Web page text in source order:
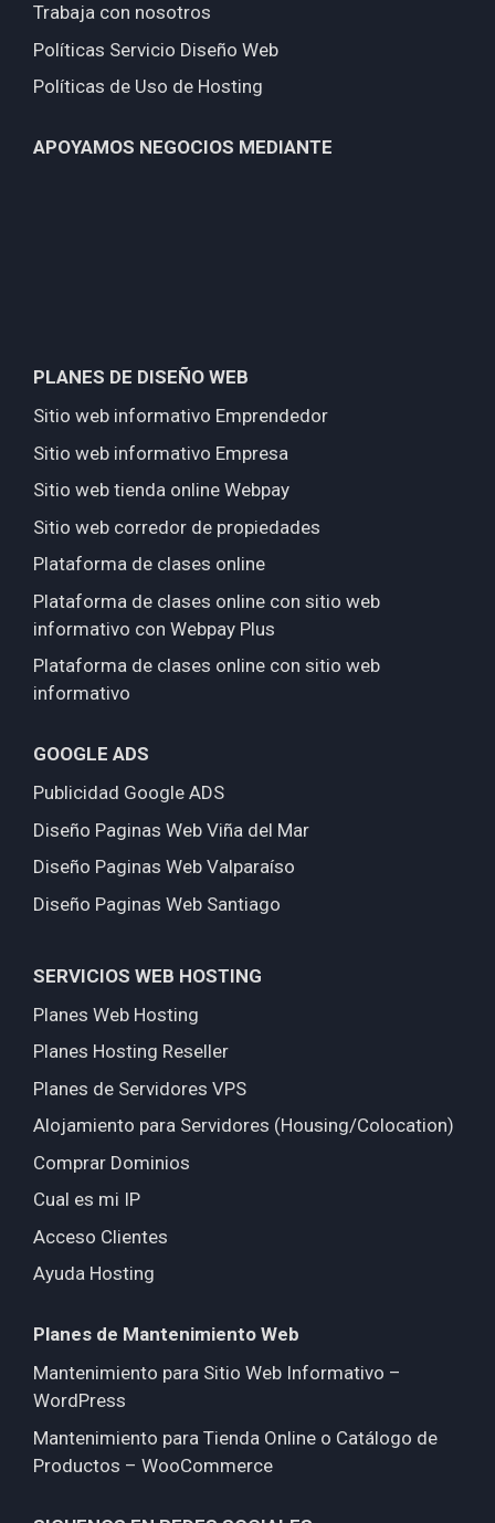
Trabaja con nosotros
Políticas Servicio Diseño Web
Políticas de Uso de Hosting
APOYAMOS NEGOCIOS MEDIANTE
PLANES DE DISEÑO WEB
Sitio web informativo Emprendedor
Sitio web informativo Empresa
Sitio web tienda online Webpay
Sitio web corredor de propiedades
Plataforma de clases online
Plataforma de clases online con sitio web
informativo con Webpay Plus
Plataforma de clases online con sitio web
informativo
GOOGLE ADS
Publicidad Google ADS
Diseño Paginas Web Viña del Mar
Diseño Paginas Web Valparaíso
Diseño Paginas Web Santiago
SERVICIOS WEB HOSTING
Planes Web Hosting
Planes Hosting Reseller
Planes de Servidores VPS
Alojamiento para Servidores (Housing/Colocation)
Comprar Dominios
Cual es mi IP
Acceso Clientes
Ayuda Hosting
Planes de Mantenimiento Web
Mantenimiento para Sitio Web Informativo –
WordPress
Mantenimiento para Tienda Online o Catálogo de
Productos – WooCommerce